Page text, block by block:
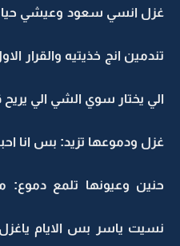
غزل انسي سعود وعيشي
تندمين انج خذيتيه والقرار
الي يختار سوي الشي الي
غزل ودموعها تزيد: بس انا
حنين وعيونها تلمع دموع:
نسيت ياسر بس الايام